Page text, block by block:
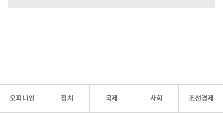
오피니언 정치 국제 사회 조선경제